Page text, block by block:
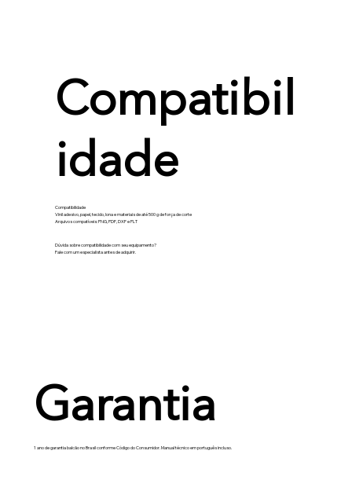
Compatibil
idade
Compatibilidade
Vinil adesivo, papel, tecido, lona e materiais de até 500 g de força de corte
Arquivos compatíveis: PNG, PDF, DXF e PLT
Dúvida sobre compatibilidade com seu equipamento?
Fale com um especialista antes de adquirir.
Garantia
1 ano de garantia balcão no Brasil conforme Código do Consumidor. Manual técnico em português incluso.